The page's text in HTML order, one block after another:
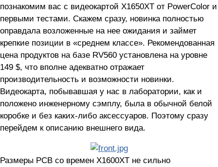
познакомим вас с видеокартой X1650XT от PowerColor и
первыми тестами. Скажем сразу, новинка полностью
оправдала возложенные на нее ожидания и займет
крепкие позиции в «среднем классе». Рекомендованная
цена продуктов на базе RV560 установлена на уровне
149 $, что вполне адекватно отражает
производительность и возможности новинки.
Видеокарта, побывавшая у нас в лаборатории, как и
положено инженерному сэмплу, была в обычной белой
коробке и без каких-либо аксессуаров. Поэтому сразу
перейдем к описанию внешнего вида.
Размеры PCB со времен X1600XT не сильно